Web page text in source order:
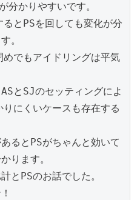
かりやすいです。
とPSを回しても変化が分
。
でもアイドリングは平気
とSJのセッティングによ
にくいケースも存在する
るとPSがちゃんと効いて
ります。
とPSのお話でした。